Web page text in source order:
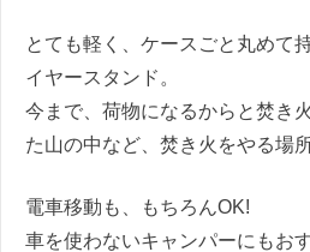
とても軽く、ケースごと丸めて
イヤースタンド。
今まで、荷物になるからと焚き
た山の中など、焚き火をやる場
電車移動も、もちろんOK!
車を使わないキャンパーにもお